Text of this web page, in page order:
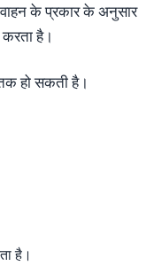
के प्रकार के अनुसार
है।
हो सकती है।
है।